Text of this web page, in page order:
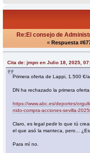
Re:El consejo de
« Respuesta
Cita de: jmpn en Julio 18, 2025,
Primera oferta de Lappi, 1.500 €/
DN ha rechazado la primera oferta.
https://www.abc.es/deportes/
nido-compra-acciones-sevilla-
Claro, es legal pedir lo que tú
el que asó la manteca, pero...
Para mí no.